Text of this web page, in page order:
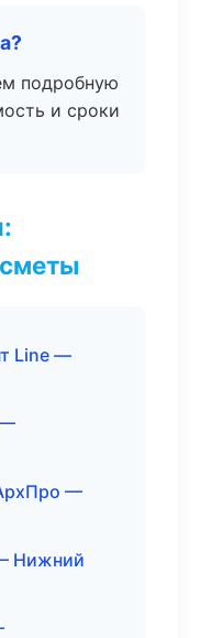
подробную
и сроки
Line —
—
—
Нижний